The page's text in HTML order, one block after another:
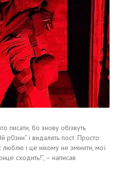
писати, бо знову обізвуть
і видалять пост. Просто
і це нікому не змінити, мої
сходить!”, – написав